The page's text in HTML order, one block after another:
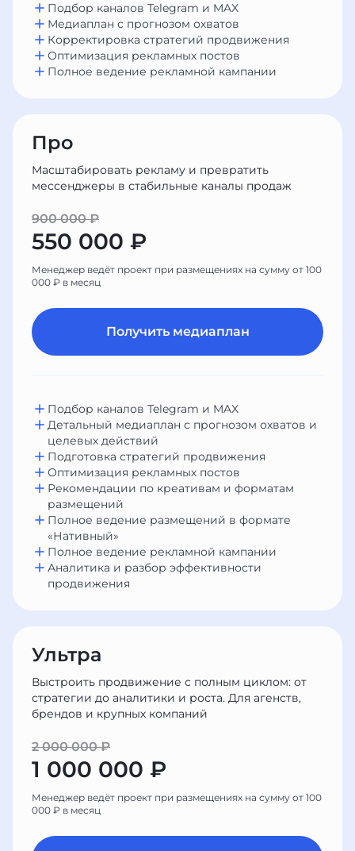
Подбор каналов Telegram и MAX
Медиаплан с прогнозом охватов
Корректировка стратегий продвижения
Оптимизация рекламных постов
Полное ведение рекламной кампании
Про
Масштабировать рекламу и превратить
мессенджеры в стабильные каналы продаж
900 000 ₽
550 000 ₽
Менеджер ведёт проект при размещениях на сумму от 100
000 ₽ в месяц
Получить медиаплан
Подбор каналов Telegram и MAX
Детальный медиаплан с прогнозом охватов и
целевых действий
Подготовка стратегий продвижения
Оптимизация рекламных постов
Рекомендации по креативам и форматам
размещений
Полное ведение размещений в формате
«Нативный»
Полное ведение рекламной кампании
Аналитика и разбор эффективности
продвижения
Ультра
Выстроить продвижение с полным циклом: от
стратегии до аналитики и роста. Для агенств,
брендов и крупных компаний
2 000 000 ₽
1 000 000 ₽
Менеджер ведёт проект при размещениях на сумму от 100
000 ₽ в месяц